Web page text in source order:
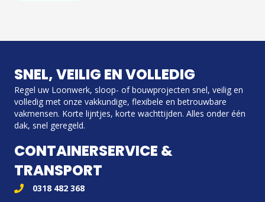
SNEL, VEILIG EN VOLLEDIG
Regel uw Loonwerk, sloop- of bouwprojecten snel, veilig en
volledig met onze vakkundige, flexibele en betrouwbare
vakmensen. Korte lijntjes, korte wachttijden. Alles onder één
dak, snel geregeld.
CONTAINERSERVICE &
TRANSPORT
0318 482 368